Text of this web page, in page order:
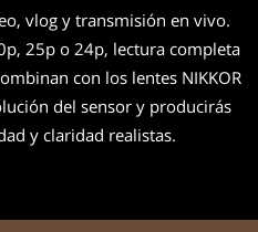
vlog y transmisión en vivo.
25p o 24p, lectura completa
con los lentes NIKKOR
del sensor y producirás
y claridad realistas.